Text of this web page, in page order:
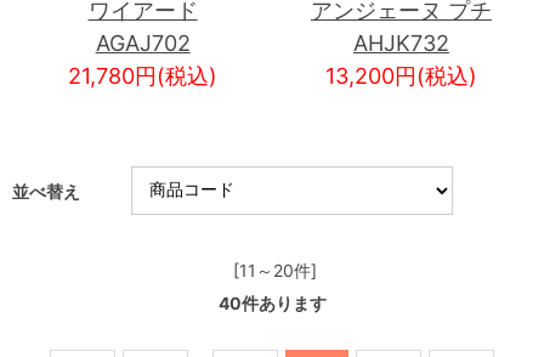
ワイアード
AGAJ702
21,780円(税込)
アンジェーヌ プチ
AHJK732
13,200円(税込)
並べ替え
[11～20件]
40件あります